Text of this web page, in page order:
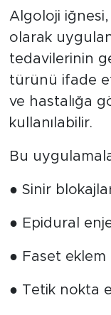
Algoloji iğnesi,
olarak
tedavilerinin
türünü ifade
ve hastalığa
kullanılabilir.
Bu
● Sinir
● Epidural
● Faset eklem
● Tetik nokta